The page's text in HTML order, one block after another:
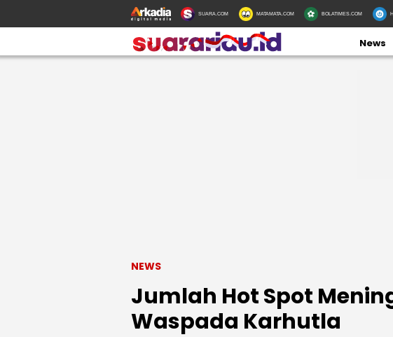
SUARA.COM MATAMATA.COM BOLATIMES.COM
News
NEWS
Jumlah Hot Spot
Waspada Karhutla